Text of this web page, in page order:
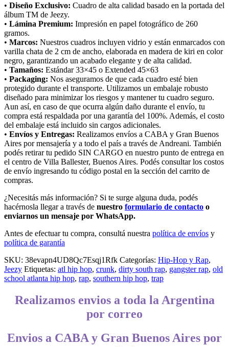
• Diseño Exclusivo: Cuadro de alta calidad basado en la portada del
álbum TM de Jeezy.
• Lámina Premium: Impresión en papel fotográfico de 260
gramos.
• Marcos: Nuestros cuadros incluyen vidrio y están enmarcados con
varilla chata de 2 cm de ancho, elaborada en madera de kiri en color
negro, garantizando un acabado elegante y de alta calidad.
• Tamaños: Estándar 33×45 o Extended 45×63
• Packaging: Nos aseguramos de que cada cuadro esté bien
protegido durante el transporte. Utilizamos un embalaje robusto
diseñado para minimizar los riesgos y mantener tu cuadro seguro.
Aun así, en caso de que ocurra algún daño durante el envío, tu
compra está respaldada por una garantía del 100%. Además, el costo
del embalaje está incluido sin cargos adicionales.
• Envíos y Entregas: Realizamos envíos a CABA y Gran Buenos
Aires por mensajería y a todo el país a través de Andreani. También
podés retirar tu pedido SIN CARGO en nuestro punto de entrega en
el centro de Villa Ballester, Buenos Aires. Podés consultar los costos
de envío ingresando tu código postal en la sección del carrito de
compras.
¿Necesitás más información? Si te surge alguna duda, podés
hacérnosla llegar a través de nuestro formulario de contacto o
enviarnos un mensaje por WhatsApp.
Antes de efectuar tu compra, consultá nuestra política de envíos y
política de garantía
SKU: 38evapn4UD8Qc7Esqj1Rfk Categorías: Hip-Hop y Rap,
Jeezy Etiquetas: atl hip hop, crunk, dirty south rap, gangster rap, old
school atlanta hip hop, rap, southern hip hop, trap
Realizamos envios a toda la Argentina
por correo
Envios a CABA y Gran Buenos Aires por